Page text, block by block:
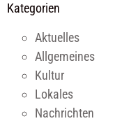
Kategorien
Aktuelles
Allgemeines
Kultur
Lokales
Nachrichten